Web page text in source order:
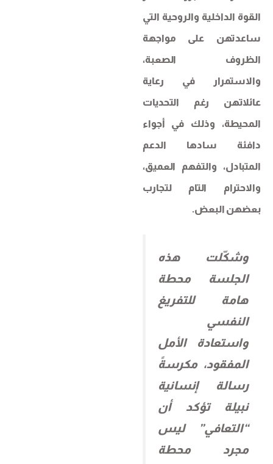
القوة الداخلية والروحية التي
ساعدتهن على مواجهة
الظروف الصعبة،
والاستمرار في رعاية
عائلاتهن رغم التحديات
المحيطة، وذلك في أجواء
دافئة سادها الدعم
المتبادل، والتفهم العميق،
والاحترام التام لتجارب
بعضهن البعض.
وشكّلت هذه
الجلسة محطة
هامة للتفريغ
النفسي
واستعادة الأمل
المفقود، مكرسةً
رسالة إنسانية
نبيلة تؤكد أن
“التعافي” ليس
مجرد محطة